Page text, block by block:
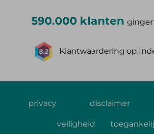
590.000 klanten
Klantwaardering op
privacy disclaimer
veiligheid